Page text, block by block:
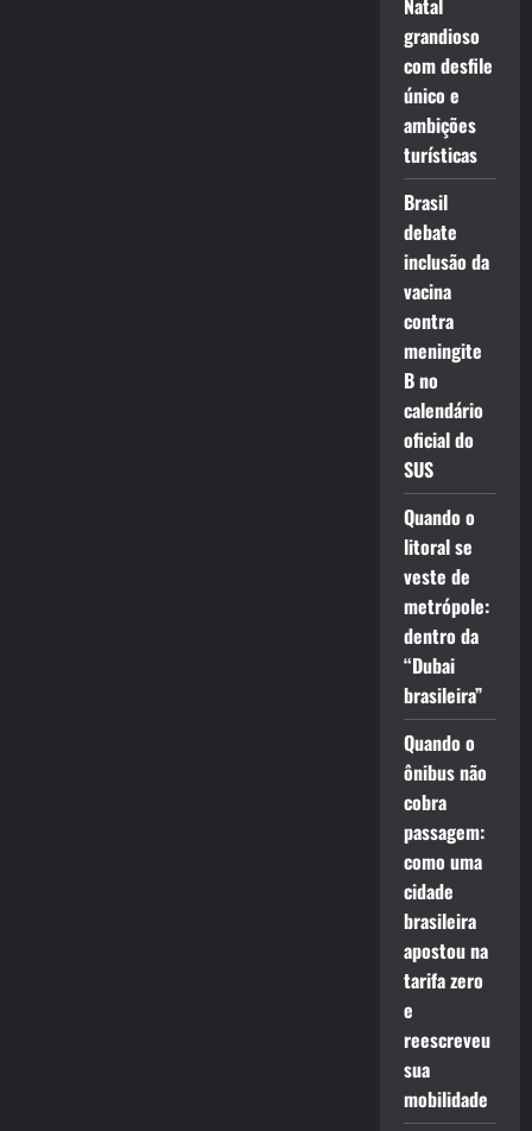
Natal
grandioso
com desfile
único e
ambições
turísticas
Brasil
debate
inclusão da
vacina
contra
meningite
B no
calendário
oficial do
SUS
Quando o
litoral se
veste de
metrópole:
dentro da
“Dubai
brasileira”
Quando o
ônibus não
cobra
passagem:
como uma
cidade
brasileira
apostou na
tarifa zero
e
reescreveu
sua
mobilidade